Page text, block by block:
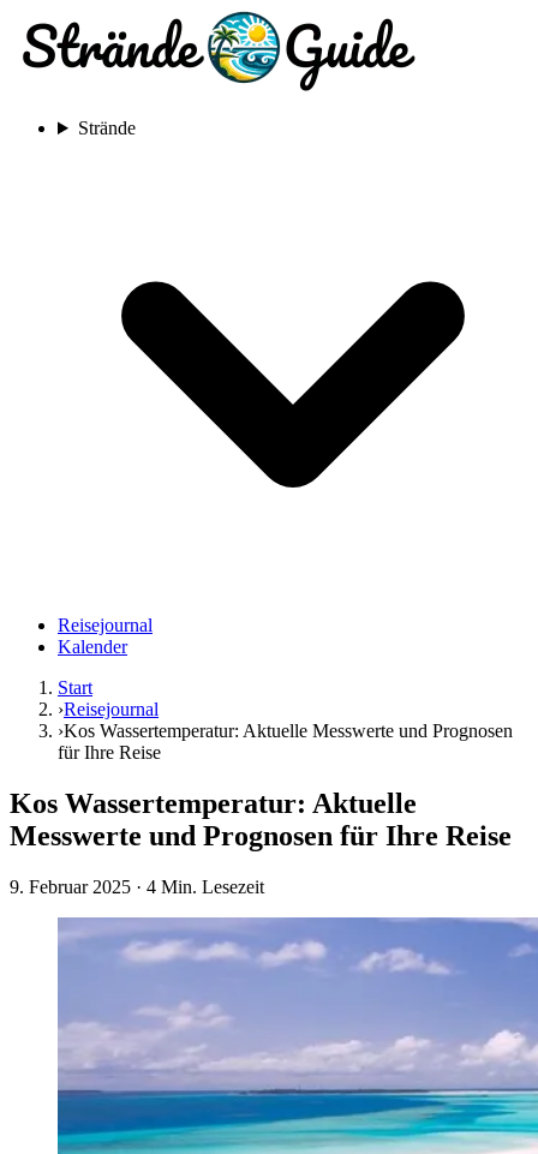
Strände
Reisejournal
Kalender
Start
›Reisejournal
›Kos Wassertemperatur: Aktuelle Messwerte und Prognosen
für Ihre Reise
Kos Wassertemperatur: Aktuelle
Messwerte und Prognosen für Ihre Reise
9. Februar 2025 · 4 Min. Lesezeit